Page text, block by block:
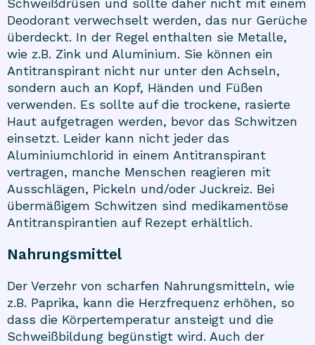
Schweißdrüsen und sollte daher nicht mit einem
Deodorant verwechselt werden, das nur Gerüche
überdeckt. In der Regel enthalten sie Metalle,
wie z.B. Zink und Aluminium. Sie können ein
Antitranspirant nicht nur unter den Achseln,
sondern auch an Kopf, Händen und Füßen
verwenden. Es sollte auf die trockene, rasierte
Haut aufgetragen werden, bevor das Schwitzen
einsetzt. Leider kann nicht jeder das
Aluminiumchlorid in einem Antitranspirant
vertragen, manche Menschen reagieren mit
Ausschlägen, Pickeln und/oder Juckreiz. Bei
übermäßigem Schwitzen sind medikamentöse
Antitranspirantien auf Rezept erhältlich.
Nahrungsmittel
Der Verzehr von scharfen Nahrungsmitteln, wie
z.B. Paprika, kann die Herzfrequenz erhöhen, so
dass die Körpertemperatur ansteigt und die
Schweißbildung begünstigt wird. Auch der